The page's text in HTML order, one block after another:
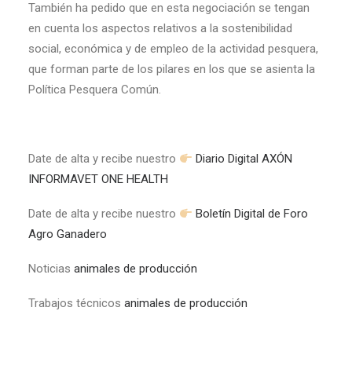
También ha pedido que en esta negociación se tengan
en cuenta los aspectos relativos a la sostenibilidad
social, económica y de empleo de la actividad pesquera,
que forman parte de los pilares en los que se asienta la
Política Pesquera Común.
Date de alta y recibe nuestro
Diario Digital AXÓN
INFORMAVET ONE HEALTH
Date de alta y recibe nuestro
Boletín Digital de Foro
Agro Ganadero
Noticias animales de producción
Trabajos técnicos animales de producción